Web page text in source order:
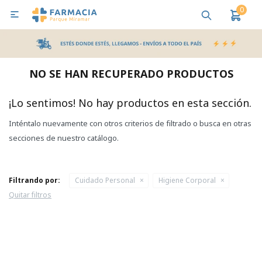
0

NO SE HAN RECUPERADO PRODUCTOS
¡Lo sentimos! No hay productos en esta sección.
Inténtalo nuevamente con otros criterios de filtrado o busca en otras
secciones de nuestro catálogo.
Filtrando por: Cuidado Personal
Higiene Corporal
Quitar filtros
MI CUENTA
Bebes y Maternidad Salud
Pañales y Toallitas
Lactancia y Nutrición
Higiene y Bienestar